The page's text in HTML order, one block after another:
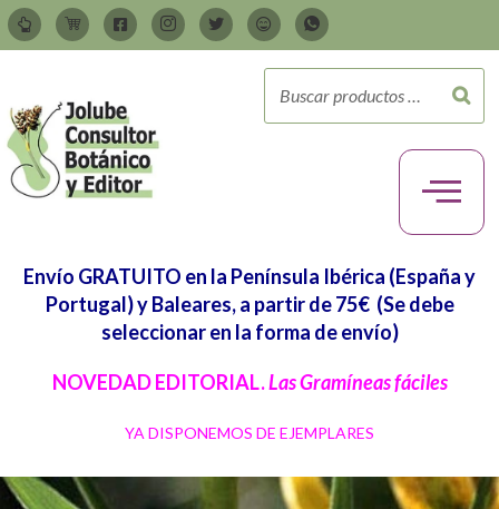
Envío GRATUITO en la Península Ibérica (España y
Portugal) y Baleares, a partir de 75€ (Se debe
seleccionar en la forma de envío)
NOVEDAD EDITORIAL.Las Gramíneas fáciles
YA DISPONEMOS DE EJEMPLARES